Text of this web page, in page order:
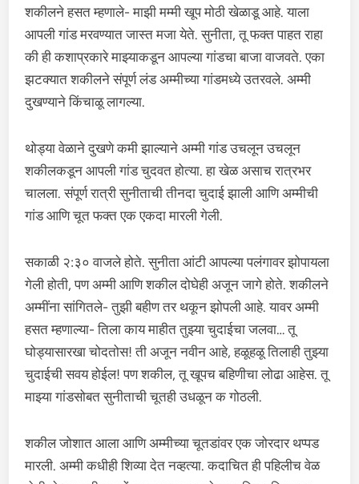
शकीलने हसत म्हणाले- माझी मम्मी खूप मोठी खेळाडू आहे. याला
आपली गांड मरवण्यात जास्त मजा येते. सुनीता, तू फक्त पाहत राहा
की ही कशाप्रकारे माझ्याकडून आपल्या गांडचा बाजा वाजवते. एका
झटक्यात शकीलने संपूर्ण लंड अम्मीच्या गांडमध्ये उतरवले. अम्मी
दुखण्याने किंचाळू लागल्या.
थोड्या वेळाने दुखणे कमी झाल्याने अम्मी गांड उचलून उचलून
शकीलकडून आपली गांड चुदवत होत्या. हा खेळ असाच रात्रभर
चालला. संपूर्ण रात्री सुनीताची तीनदा चुदाई झाली आणि अम्मीची
गांड आणि चूत फक्त एक एकदा मारली गेली.
सकाळी २:३० वाजले होते. सुनीता आंटी आपल्या पलंगावर झोपायला
गेली होती, पण अम्मी आणि शकील दोघेही अजून जागे होते. शकीलने
अम्मींना सांगितले- तुझी बहीण तर थकून झोपली आहे. यावर अम्मी
हसत म्हणाल्या- तिला काय माहीत तुझ्या चुदाईचा जलवा… तू
घोड्यासारखा चोदतोस! ती अजून नवीन आहे, हळूहळू तिलाही तुझ्या
चुदाईची सवय होईल! पण शकील, तू खूपच बहिणीचा लोढा आहेस. तू
माझ्या गांडसोबत सुनीताची चूतही उधळून क गोठली.
शकील जोशात आला आणि अम्मीच्या चूतडांवर एक जोरदार थप्पड
मारली. अम्मी कधीही शिव्या देत नव्हत्या. कदाचित ही पहिलीच वेळ